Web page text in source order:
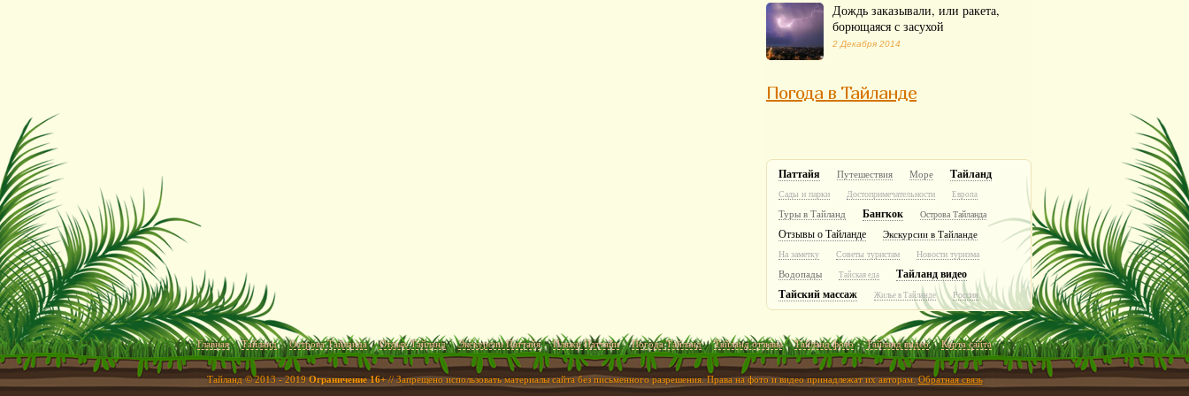
Дождь заказывали, или ракета,
борющаяся с засухой
2 Декабря 2014
Погода в Тайланде
Паттайя Путешествия Море Тайланд
Сады и парки Достопримечательности Европа
Туры в Тайланд Бангкок Острова Тайланда
Отзывы о Тайланде Экскурсии в Тайланде
На заметку Советы туристам Новости туризма
Водопады Тайская еда
Тайланд видео
Тайский массаж
Жилье в Тайланде Россия
Главная Тайланд Острова Тайланда Отдых Тайланд Экскурсии Паттайя Пляжи Паттайи Погода Тайланд Тайланд отзывы Тайланд фото Тайланд видео Карта сайта
Тайланд © 2013 - 2019Ограничение 16+// Запрещено использовать материалы сайта без письменного разрешения. Права на фото и видео принадлежат их авторам.Обратная связь